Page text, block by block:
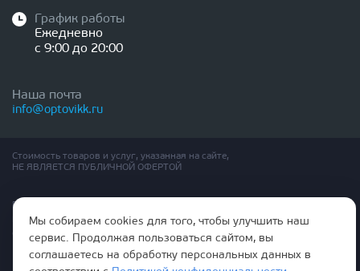
График работы
Ежедневно
с 9:00 до 20:00
Наша почта
info@optovikk.ru
Стоимость товаров и услуг, указанная на сайте,
НЕ ЯВЛЯЕТСЯ ПУБЛИЧНОЙ ОФЕРТОЙ
Правила эксплутации входных и межкомнатных дверей
Политика обработки персональных данных
Согласие на обработку персональных данных
Мы собираем cookies для того, чтобы улучшить наш
сервис. Продолжая пользоваться сайтом, вы
соглашаетесь на обработку персональных данных в